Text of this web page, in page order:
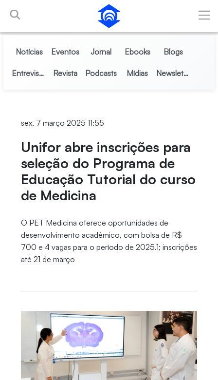
Pular para o Conteúdo principal
Notícias Eventos Jornal Ebooks Blogs
Entrevistas Revista Podcasts Mídias Newsletter
sex, 7 março 2025 11:55
Unifor abre inscrições para
seleção do Programa de
Educação Tutorial do curso
de Medicina
O PET Medicina oferece oportunidades de
desenvolvimento acadêmico, com bolsa de R$
700 e 4 vagas para o período de 2025.1; inscrições
até 21 de março